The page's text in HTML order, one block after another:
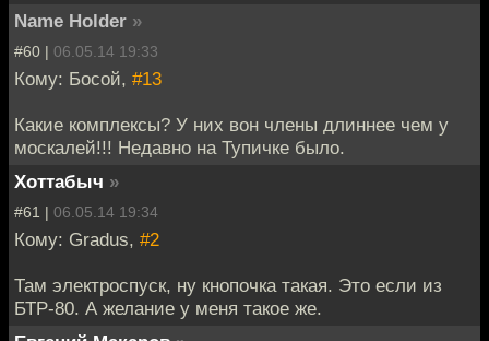
Name Holder »
#60 | 06.05.14 19:33
Кому: Босой, #13
Какие комплексы? У них вон члены длиннее чем у
москалей!!! Недавно на Тупичке было.
Хоттабыч »
#61 | 06.05.14 19:34
Кому: Gradus, #2
Там электроспуск, ну кнопочка такая. Это если из
БТР-80. А желание у меня такое же.